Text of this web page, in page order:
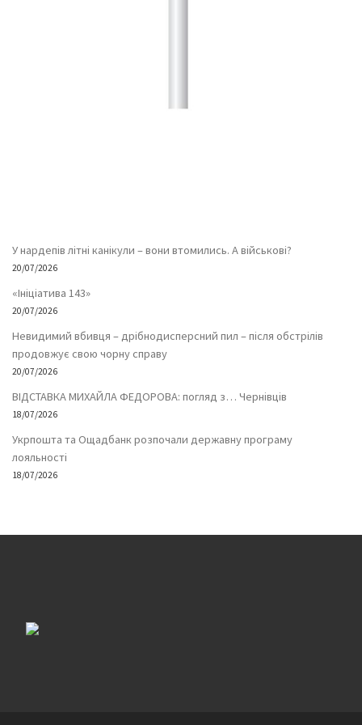
У нардепів літні канікули – вони втомились. А військові?
20/07/2026
«Ініціатива 143»
20/07/2026
Невидимий вбивця – дрібнодисперсний пил – після обстрілів
продовжує свою чорну справу
20/07/2026
ВІДСТАВКА МИХАЙЛА ФЕДОРОВА: погляд з… Чернівців
18/07/2026
Укрпошта та Ощадбанк розпочали державну програму
лояльності
18/07/2026